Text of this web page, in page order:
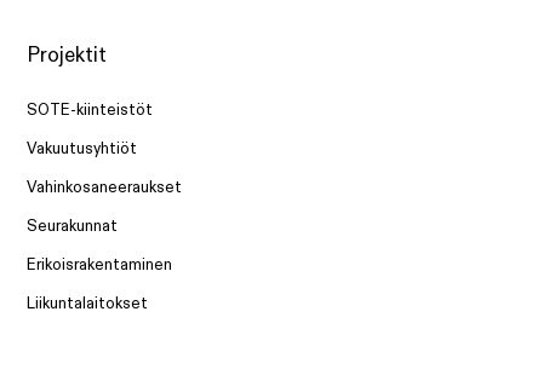
Projektit
SOTE-kiinteistöt
Vakuutusyhtiöt
Vahinkosaneeraukset
Seurakunnat
Erikoisrakentaminen
Liikuntalaitokset